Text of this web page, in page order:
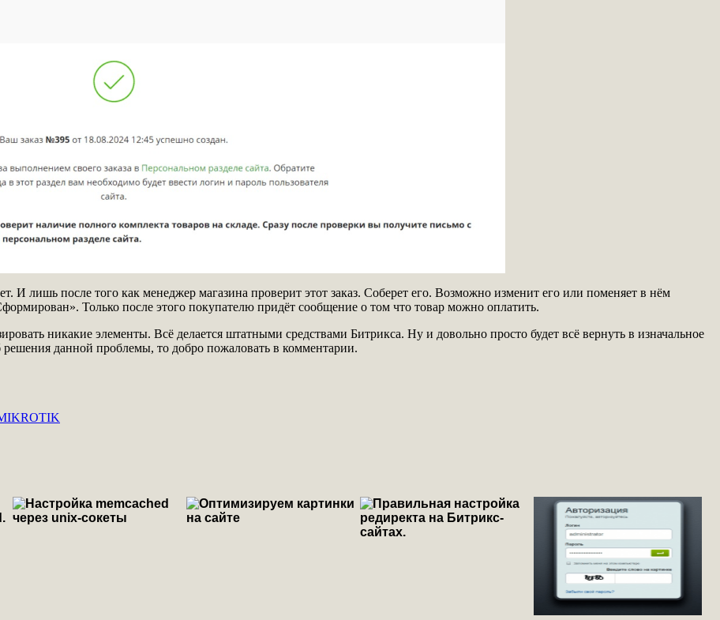
И лишь после того как менеджер магазина проверит этот заказ. Соберет его. Возможно изменит его или поменяет в нём
Только после этого покупателю придёт сообщение о том что товар можно оплатить.
никакие элементы. Всё делается штатными средствами Битрикса. Ну и довольно просто будет всё вернуть в изначальное
данной проблемы, то добро пожаловать в комментарии.